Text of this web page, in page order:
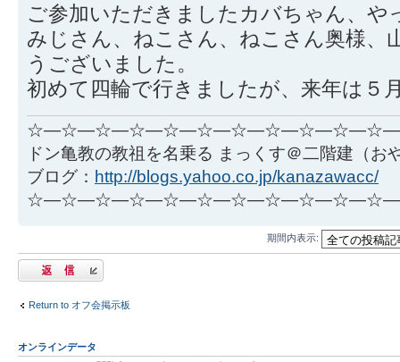
ご参加いただきましたカバちゃん、や
みじさん、ねこさん、ねこさん奥様、
うございました。
初めて四輪で行きましたが、来年は５
ドン亀教の教祖を名乗る まっくす＠二階建（お
ブログ： http://blogs.yahoo.co.jp/kanazawacc/
期間内表示:
返信する
Return to オフ会掲示板
オンラインデータ